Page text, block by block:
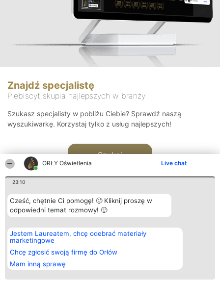
ORŁY Oświetlenia Live chat
23:10
Cześć, chętnie Ci pomogę! 🙂 Kliknij proszę w
odpowiedni temat rozmowy! 🙂
Jestem Laureatem, chcę odebrać materiały
marketingowe
Chcę zgłosić swoją firmę do Orłów
Mam inną sprawę
Znajdź specjalistę
Plebiscyt skupia najlepszych w branży
Szukasz specjalisty w pobliżu Ciebie? Sprawdź naszą
wyszukiwarkę. Korzystaj tylko z usług najlepszych!
Szukaj
Organizator plebiscytu
Bright Side Solutions sp. z o.
o. sp. k.
ul. Ruska 22
Wrocław 50-079
KRS 0000749100 | Regon
381313360 | NIP 8943132676
Plebiscyt
Laureaci
wszystkich
Laureatów
Regulamin
Kontakt
Kontakt